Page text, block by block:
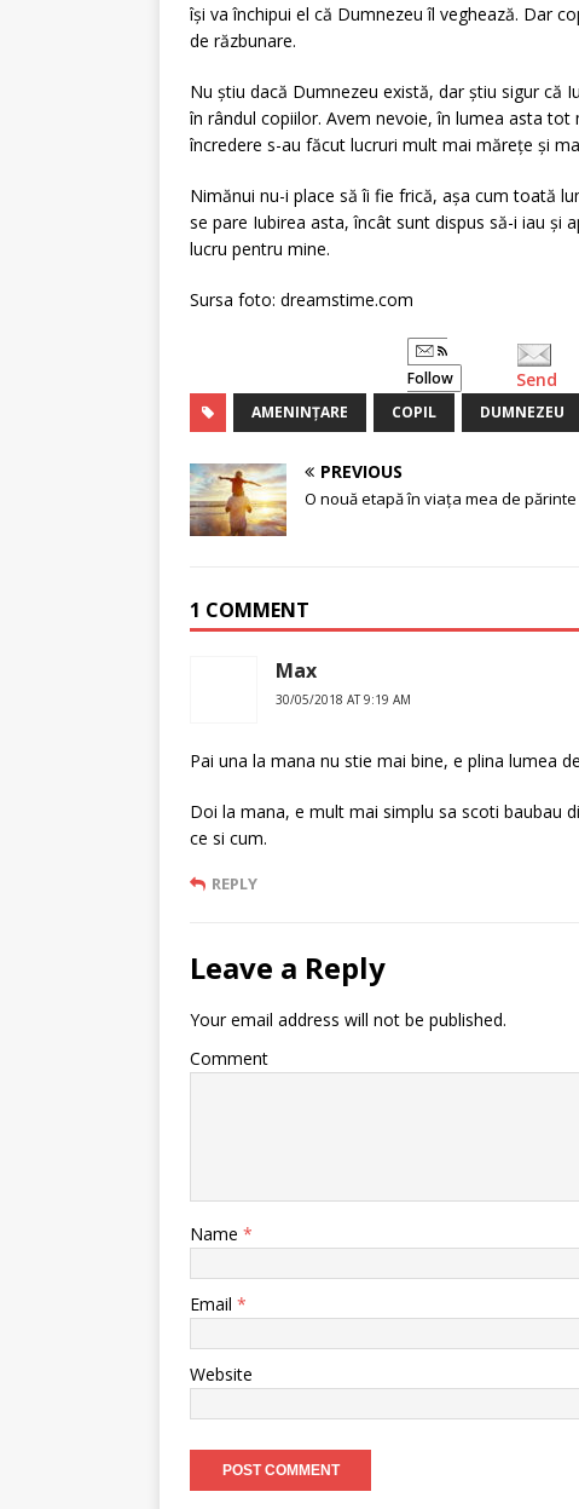
își va închipui el că Dumnezeu îl veghează. Dar
de răzbunare.
Nu știu dacă Dumnezeu există, dar știu sigur că
în rândul copiilor. Avem nevoie, în lumea asta
încredere s-au făcut lucruri mult mai mărețe și
Nimănui nu-i place să îi fie frică, așa cum toată
se pare Iubirea asta, încât sunt dispus să-i iau și
lucru pentru mine.
Sursa foto: dreamstime.com
Follow Send
AMENINȚARE COPIL DUMNEZEU
PREVIOUS
O nouă etapă în viața mea de părinte
1 COMMENT
Max
30/05/2018 AT 9:19 AM
Pai una la mana nu stie mai bine, e plina lumea
Doi la mana, e mult mai simplu sa scoti baubau
ce si cum.
REPLY
Leave a Reply
Your email address will not be published.
Comment
Name *
Email *
Website